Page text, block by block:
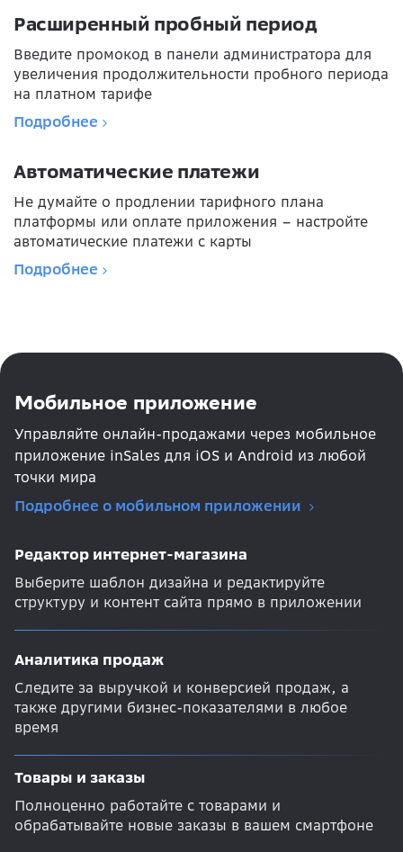
Расширенный пробный период
Введите промокод в панели администратора для
увеличения продолжительности пробного периода
на платном тарифе
Подробнее
Автоматические платежи
Не думайте о продлении тарифного плана
платформы или оплате приложения – настройте
автоматические платежи с карты
Подробнее
Мобильное приложение
Управляйте онлайн-продажами через мобильное
приложение inSales для iOS и Android из любой
точки мира
Подробнее о мобильном приложении
Редактор интернет-магазина
Выберите шаблон дизайна и редактируйте
структуру и контент сайта прямо в приложении
Аналитика продаж
Следите за выручкой и конверсией продаж, а
также другими бизнес-показателями в любое
время
Товары и заказы
Полноценно работайте с товарами и
обрабатывайте новые заказы в вашем смартфоне